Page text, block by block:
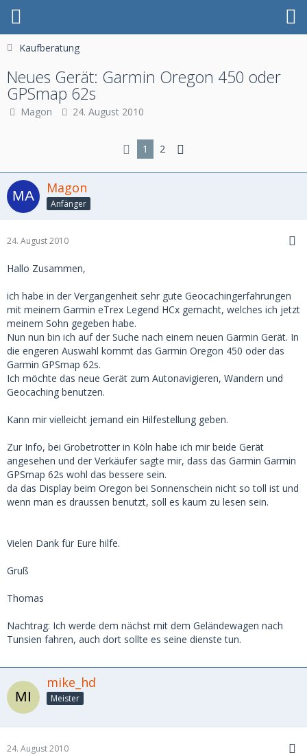
Kaufberatung
Neues Gerät: Garmin Oregon 450 oder
GPSmap 62s
Magon 24. August 2010
1 2
Magon
Anfänger
24. August 2010
Hallo Zusammen,
ich habe in der Vergangenheit sehr gute Geocachingerfahrungen
mit meinem Garmin eTrex Legend HCx gemacht, welches ich jetzt
meinem Sohn gegeben habe.
Nun nun bin ich auf der Suche nach einem neuen Garmin Gerät. In
die engeren Auswahl kommt das Garmin Oregon 450 oder das
Garmin GPSmap 62s.
Ich möchte das neue Gerät zum Autonavigieren, Wandern und
Geocaching benutzen.
Kann mir vielleicht jemand ein Hilfestellung geben.
Zur Info, bei Grobetrotter in Köln habe ich mir beide Gerät
angesehen und der Verkäufer sagte mir, dass das Garmin Garmin
GPSmap 62s wohl das bessere sein.
da das Display beim Oregon bei Sonnenschein nicht so toll ist und
wenn man es draussen benutzt, soll es kaum zu lesen sein.
Vielen Dank für Eure hilfe.
Gruß
Thomas
Nachtrag: Ich werde dem nächst mit dem Geländewagen nach
Tunsien fahren, auch dort sollte es seine dienste tun.
mike_hd
Meister
24. August 2010